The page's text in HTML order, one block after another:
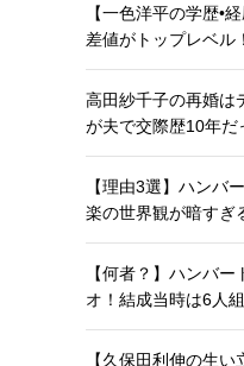
【一色洋平の学歴•
差値がトップレベル！
高田紗千子の再婚は
が夫で交際歴10年だ
【理由3選】ハンバ
楽の世界観が暗すぎ
【何者？】ハンバ
オ！結成当時は6人
【久保田利伸の生